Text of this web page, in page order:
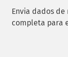
Envia dados
completa para